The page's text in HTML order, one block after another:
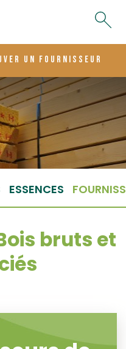
un fournisseur
ESSENCES
bruts et